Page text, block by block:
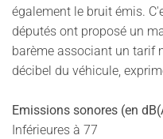
également le bruit émis.
députés ont proposé un
barème associant un tarif
décibel du véhicule,
Emissions sonores (en
Inférieures à